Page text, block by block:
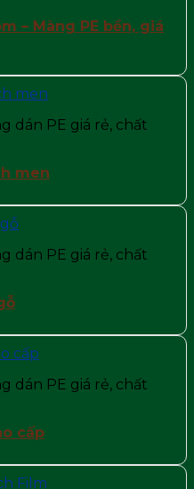
– Màng PE bền, giá
dán PE giá rẻ, chất
men
dán PE giá rẻ, chất
dán PE giá rẻ, chất
cấp